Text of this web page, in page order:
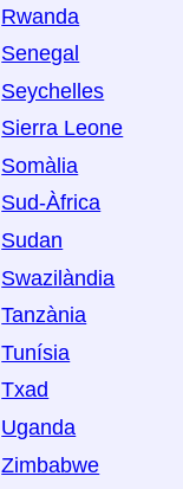
Rwanda
Senegal
Seychelles
Sierra Leone
Somàlia
Sud-Àfrica
Sudan
Swazilàndia
Tanzània
Tunísia
Txad
Uganda
Zimbabwe